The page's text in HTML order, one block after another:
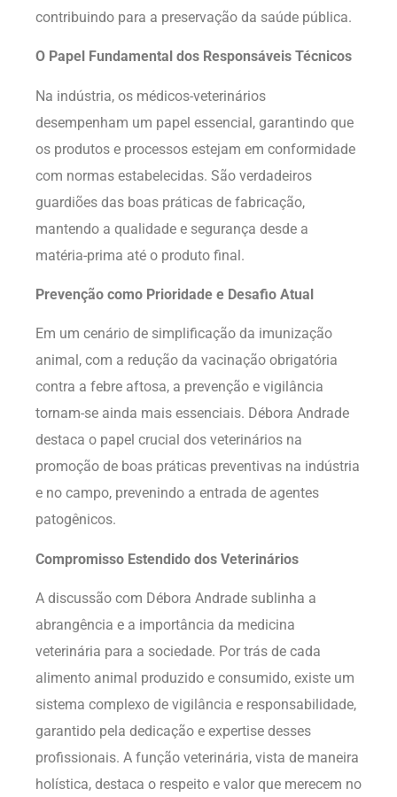
contribuindo para a preservação da saúde pública.
O Papel Fundamental dos Responsáveis Técnicos
Na indústria, os médicos-veterinários
desempenham um papel essencial, garantindo que
os produtos e processos estejam em conformidade
com normas estabelecidas. São verdadeiros
guardiões das boas práticas de fabricação,
mantendo a qualidade e segurança desde a
matéria-prima até o produto final.
Prevenção como Prioridade e Desafio Atual
Em um cenário de simplificação da imunização
animal, com a redução da vacinação obrigatória
contra a febre aftosa, a prevenção e vigilância
tornam-se ainda mais essenciais. Débora Andrade
destaca o papel crucial dos veterinários na
promoção de boas práticas preventivas na indústria
e no campo, prevenindo a entrada de agentes
patogênicos.
Compromisso Estendido dos Veterinários
A discussão com Débora Andrade sublinha a
abrangência e a importância da medicina
veterinária para a sociedade. Por trás de cada
alimento animal produzido e consumido, existe um
sistema complexo de vigilância e responsabilidade,
garantido pela dedicação e expertise desses
profissionais. A função veterinária, vista de maneira
holística, destaca o respeito e valor que merecem no